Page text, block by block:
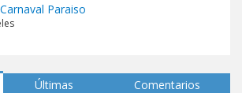
Carnaval Paraiso
Últimas Comentarios